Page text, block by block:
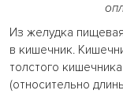
Из желудка
в кишечник.
толстого
(относительно